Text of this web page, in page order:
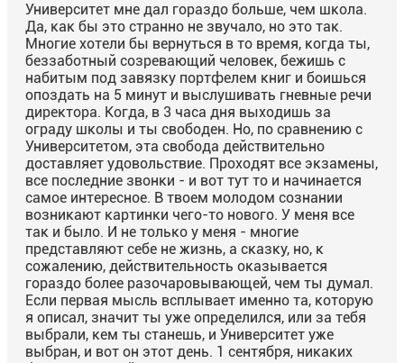
Университет мне дал гораздо больше, чем школа.
Да, как бы это странно не звучало, но это так.
Многие хотели бы вернуться в то время, когда ты,
беззаботный созревающий человек, бежишь с
набитым под завязку портфелем книг и боишься
опоздать на 5 минут и выслушивать гневные речи
директора. Когда, в 3 часа дня выходишь за
ограду школы и ты свободен. Но, по сравнению с
Университетом, эта свобода действительно
доставляет удовольствие. Проходят все экзамены,
все последние звонки - и вот тут то и начинается
самое интересное. В твоем молодом сознании
возникают картинки чего-то нового. У меня все
так и было. И не только у меня - многие
представляют себе не жизнь, а сказку, но, к
сожалению, действительность оказывается
гораздо более разочаровывающей, чем ты думал.
Если первая мысль всплывает именно та, которую
я описал, значит ты уже определился, или за тебя
выбрали, кем ты станешь, и Университет уже
выбран, и вот он этот день. 1 сентября, никаких